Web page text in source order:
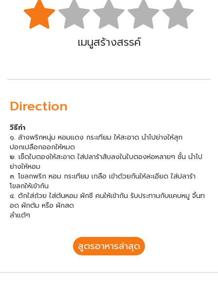
เมนูสร้างสรรค์
Direction
วิธีทำ
๑. ล้างพริกหนุ่ม หอมแดง กระเทียม ให้สะอาด นำไปย่างให้สุก
ปอกเปลือกออกให้หมด
๒. เช็ดใบตองให้สะอาด ใส่ปลาร้าสับลงในใบตองห่อหลายๆ ชั้น นำไป
ย่างให้หอม
๓. โขลกพริก หอม กระเทียม เกลือ เข้าด้วยกันให้ละเอียด ใส่ปลาร้า
โขลกให้เข้ากัน
๔. ตักใส่ถ้วย ใส่ต้นหอม ผักชี คนให้เข้ากัน รับประทานกับแคบหมู จิ้นท
อด ผักต้ม หรือ ผักสด
ลำแต้ๆ
สูตรอาหารล่าสุด